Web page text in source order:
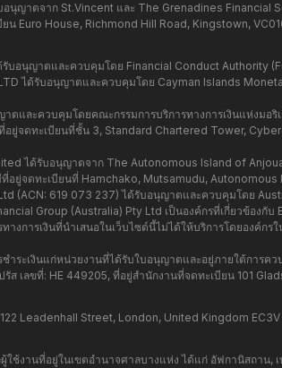
อนุญาตจาก St.Vincent และ The Grenadines Financial
น Euro House, Richmond Hill Road, Kingstown,
ด้รับอนุญาตและควบคุมโดย Financial Conduct Authority
LTD ได้รับอนุญาตและควบคุมโดย Cayman Islands
ตและควบคุมโดยคณะกรรมการบริการทางการเงินแห่งมอ
ยู่จดทะเบียนที่ชั้น 3, Standard Chartered Tower,
ได้รับอนุญาตจาก The Autonomous Island of
อยู่จดทะเบียนที่ Hamchako, Mutsamudu,
(ACN: 619 073 237) ได้รับอนุญาตและควบคุมโดย
Group (Australia) Pty Ltd เป็นองค์กรที่เกี่ยวข้องกับ
การเงินที่นำเสนอในเว็บไซต์นี้ไม่ได้ให้บริการโดยองค์กร
ำระเงินแก่หน่วยงานที่ได้รับใบอนุญาตและอยู่ภายใต้การค
ส เลขที่: HE 449205, ที่อยู่สำนักงานที่จดทะเบียน 101
Leadenhall Street, London, United Kingdom EC3V
ใช้งานที่อยู่ในเขตอำนาจศาลบางแห่ง ได้แก่ อัฟกานิสถาน,